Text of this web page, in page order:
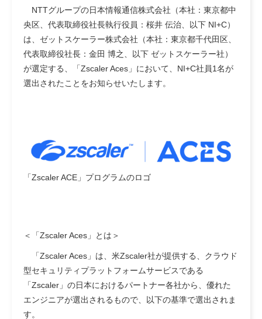
NTTグループの日本情報通信株式会社（本社：東京都中
央区、代表取締役社長執行役員：桜井 伝治、以下 NI+C）
は、ゼットスケーラー株式会社（本社：東京都千代田区、
代表取締役社長：金田 博之、以下 ゼットスケーラー社）
が選定する、「Zscaler Aces」において、NI+C社員1名が
選出されたことをお知らせいたします。
「Zscaler ACE」プログラムのロゴ
＜「Zscaler Aces」とは＞
「Zscaler Aces」は、米Zscaler社が提供する、クラウド
型セキュリティプラットフォームサービスである
「Zscaler」の日本におけるパートナー各社から、優れた
エンジニアが選出されるもので、以下の基準で選出されま
す。